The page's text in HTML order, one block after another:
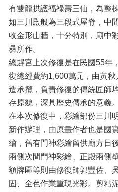
有雙龍拱護福祿壽三仙，為整
如三川殿般為三段式屋脊，中
收金形山牆，十分特別，廟中
彝所作。
總趕宮上次修復是在民國55年
復總經費約1,600萬元，由黃
造承攬，負責修復的傳統匠師
存原貌，深具歷史傳承的意義。
在本次修復中，彩繪部份三川
新作辦理，由原畫作者也是國
繪，舊有門神彩繪留供廟方日
兩側次間門神彩繪、正殿兩側
額牌匾等則由修復師郭豐佐、
固、全色作業重現光彩。剪粘